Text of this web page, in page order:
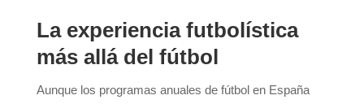
La experiencia futbolística
más allá del fútbol
Aunque los programas anuales de fútbol en España